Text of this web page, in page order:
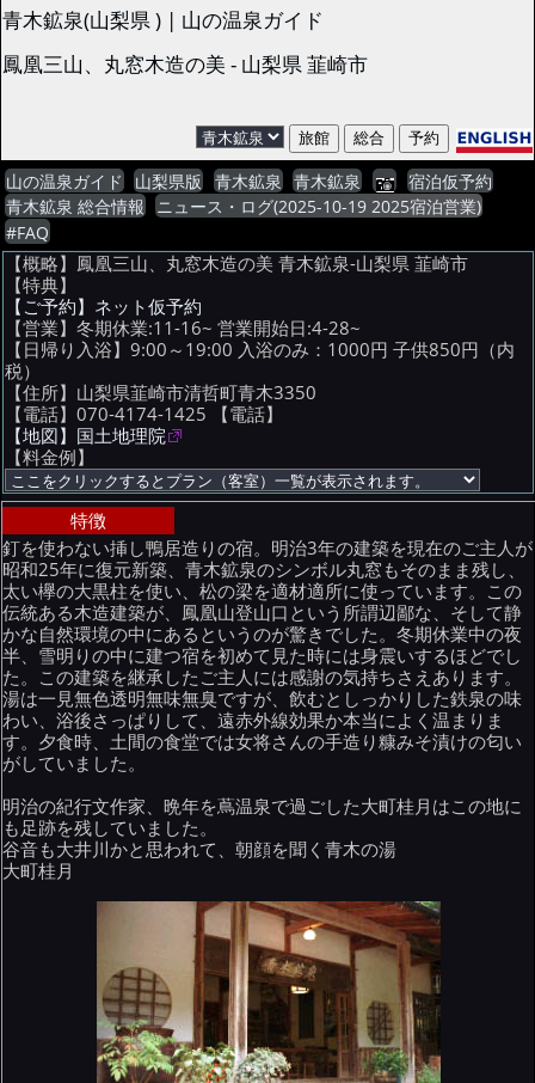
青木鉱泉(山梨県 ) | 山の温泉ガイド
鳳凰三山、丸窓木造の美 - 山梨県 韮崎市
山の温泉ガイド 山梨県版 青木鉱泉 青木鉱泉
宿泊仮予約
青木鉱泉 総合情報
ニュース・ログ(2025-10-19 2025宿泊営業)
#FAQ
【概略】鳳凰三山、丸窓木造の美 青木鉱泉-山梨県 韮崎市
【特典】
【ご予約】ネット仮予約
【営業】冬期休業:11-16~ 営業開始日:4-28~
【日帰り入浴】9:00～19:00 入浴のみ：1000円 子供850円（内
税）
【住所】山梨県韮崎市清哲町青木3350
【電話】070-4174-1425 【電話】
【地図】国土地理院
【料金例】
特徴
釘を使わない挿し鴨居造りの宿。明治3年の建築を現在のご主人が
昭和25年に復元新築、青木鉱泉のシンボル丸窓もそのまま残し、
太い欅の大黒柱を使い、松の梁を適材適所に使っています。この
伝統ある木造建築が、鳳凰山登山口という所謂辺鄙な、そして静
かな自然環境の中にあるというのが驚きでした。冬期休業中の夜
半、雪明りの中に建つ宿を初めて見た時には身震いするほどでし
た。この建築を継承したご主人には感謝の気持ちさえあります。
湯は一見無色透明無味無臭ですが、飲むとしっかりした鉄泉の味
わい、浴後さっぱりして、遠赤外線効果か本当によく温まりま
す。夕食時、土間の食堂では女将さんの手造り糠みそ漬けの匂い
がしていました。
明治の紀行文作家、晩年を蔦温泉で過ごした大町桂月はこの地に
も足跡を残していました。
谷音も大井川かと思われて、朝顔を聞く青木の湯
大町桂月